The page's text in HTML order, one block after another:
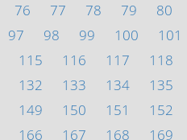
76 77 78 79 80
97 98 99 100 101
115 116 117 118
132 133 134 135
149 150 151 152
166 167 168 169